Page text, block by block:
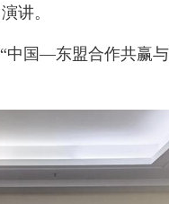
讲。
国—东盟合作共赢